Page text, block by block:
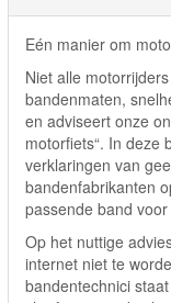
Eén manier om
Niet alle
bandenmaten,
en adviseert onze
motorfiets“. In deze
verklaringen van
bandenfabrikanten
passende band
Op het nuttige
internet niet te
bandentechnici